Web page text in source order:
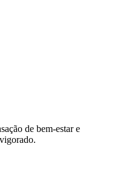
de bem-estar e